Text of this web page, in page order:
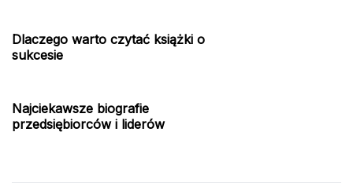
Dlaczego warto czytać książki o
sukcesie
Najciekawsze biografie
przedsiębiorców i liderów